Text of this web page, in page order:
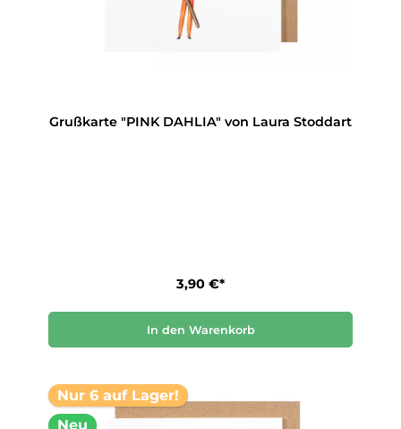
Grußkarte "PINK DAHLIA" von Laura Stoddart
3,90 €*
In den Warenkorb
Nur 6 auf Lager!
Neu